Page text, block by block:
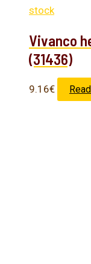
stock
Vivanco
(31436)
9.16€